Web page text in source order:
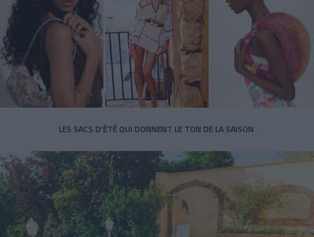
LES SACS D’ÉTÉ QUI DONNENT LE TON DE LA SAISON